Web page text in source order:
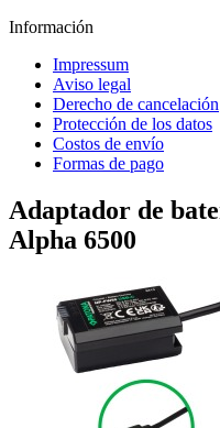
Información
Impressum
Aviso legal
Derecho de cancelación
Protección de los datos
Costos de envío
Formas de pago
Adaptador de
Alpha 6500